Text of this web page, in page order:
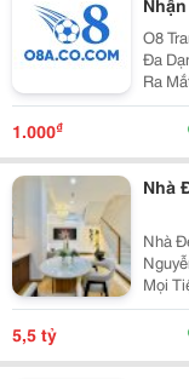
O8
Đa
Ra
1.000₫
Nhà
Nhà
Mọi
Cấu:
Sân
5,5 tỷ